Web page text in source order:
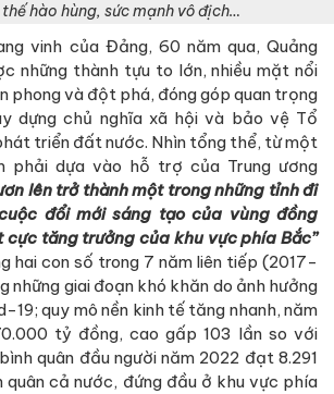
hào hùng, sức mạnh vô địch…
vinh của Đảng, 60 năm qua, Quảng
những thành tựu to lớn, nhiều mặt nổi
phong và đột phá, đóng góp quan trọng
dựng chủ nghĩa xã hội và bảo vệ Tổ
triển đất nước. Nhìn tổng thể, từ một
phải dựa vào hỗ trợ của Trung ương
lên trở thành một trong những tỉnh đi
đổi mới sáng tạo của vùng đồng
cực tăng trưởng của khu vực phía Bắc”
hai con số trong 7 năm liên tiếp (2017-
những giai đoạn khó khăn do ảnh hưởng
19; quy mô nền kinh tế tăng nhanh, năm
tỷ đồng, cao gấp 103 lần so với
quân đầu người năm 2022 đạt 8.291
quân cả nước, đứng đầu ở khu vực phía